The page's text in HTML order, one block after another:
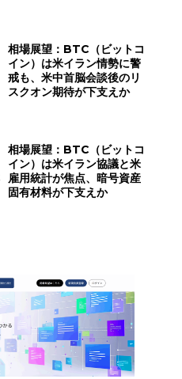
相場展望：BTC（ビットコ
イン）は米イラン情勢に警
戒も、米中首脳会談後のリ
スクオン期待が下支えか
相場展望：BTC（ビットコ
イン）は米イラン協議と米
雇用統計が焦点、暗号資産
固有材料が下支えか